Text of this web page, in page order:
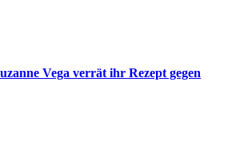
Vega verrät ihr Rezept gegen